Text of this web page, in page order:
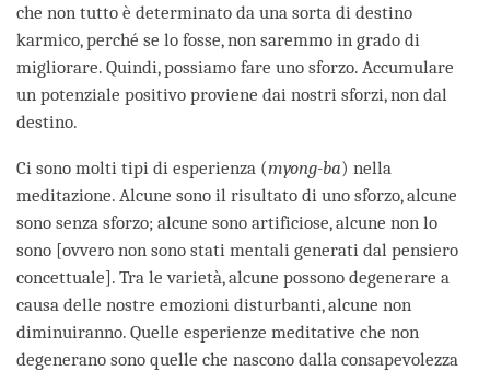
che non tutto è determinato da una sorta di destino
karmico, perché se lo fosse, non saremmo in grado di
migliorare. Quindi, possiamo fare uno sforzo. Accumulare
un potenziale positivo proviene dai nostri sforzi, non dal
destino.
Ci sono molti tipi di esperienza (myong-ba) nella
meditazione. Alcune sono il risultato di uno sforzo, alcune
sono senza sforzo; alcune sono artificiose, alcune non lo
sono [ovvero non sono stati mentali generati dal pensiero
concettuale]. Tra le varietà, alcune possono degenerare a
causa delle nostre emozioni disturbanti, alcune non
diminuiranno. Quelle esperienze meditative che non
degenerano sono quelle che nascono dalla consapevolezza